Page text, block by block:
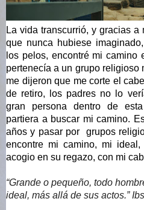
La vida transcurrió, y gracias
que nunca hubiese
los pelos, encontré mi camino
pertenecía a un grupo religioso
me dijeron que me corte el
de retiro, los padres no lo
gran persona dentro de
partiera a buscar mi camino.
años y pasar por  grupos
encontre mi camino, mi
acogio en su regazo, con mi
“Grande o pequeño, todo
ideal, más allá de sus actos.”